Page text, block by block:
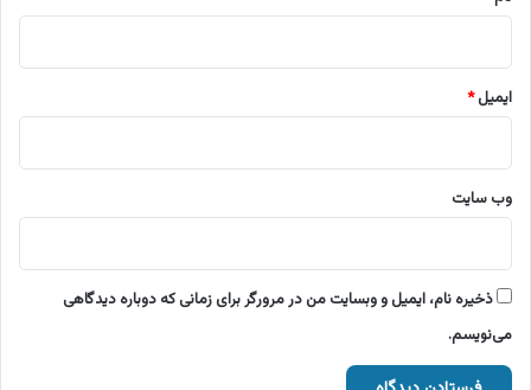
ایمیل*
وب‌ سایت
ذخیره نام، ایمیل و وبسایت من در مرورگر برای زمانی که دوباره دیدگاهی
می‌نویسم.